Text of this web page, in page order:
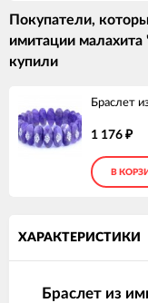
Покупатели,
имитации малахита
купили
Браслет
1 176 ₽
В
ХАРАКТЕРИСТИКИ
Браслет из